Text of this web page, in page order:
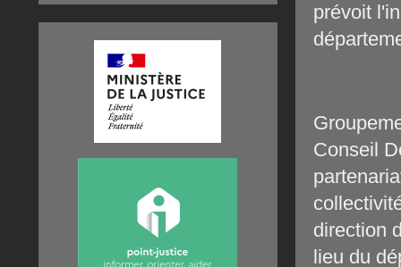
prévoit
Conseil
direction
lieu du